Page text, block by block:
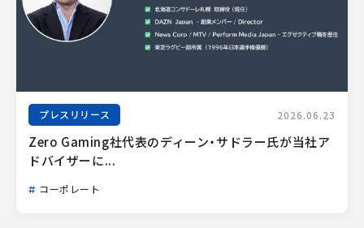
プレスリリース 2026.06.23
Zero Gaming社代表のディーン・サドラー氏が当社ア
ドバイザーに...
コーポレート